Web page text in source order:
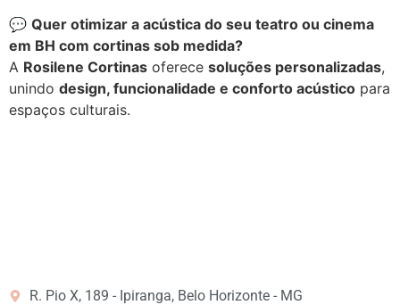
💬 Quer otimizar a acústica do seu teatro ou cinema
em BH com cortinas sob medida?
A Rosilene Cortinas oferece soluções personalizadas,
unindo design, funcionalidade e conforto acústico para
espaços culturais.
R. Pio X, 189 - Ipiranga, Belo Horizonte - MG